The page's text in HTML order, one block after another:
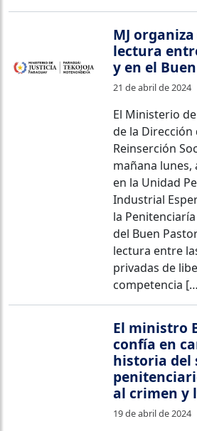
MJ
lectura
y en el
21 de abril de 2024
El Ministerio
de la Dirección
Reinserción
mañana lunes,
en la Unidad
Industrial
la
del Buen
lectura entre
privadas de
competencia
El ministro
confía en
historia del
al crimen y
19 de abril de 2024